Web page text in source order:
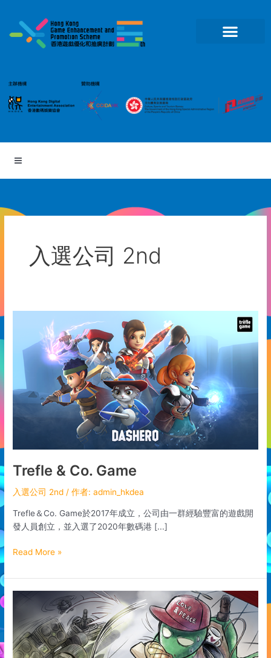
入選公司 2nd
Trefle & Co. Game
入選公司 2nd / 作者:admin_hkdea
Trefle＆Co. Game於2017年成立，公司由一群經驗豐富的遊戲開
發人員創立，並入選了2020年數碼港 [...]
Game
Read More »
原
工
作
室